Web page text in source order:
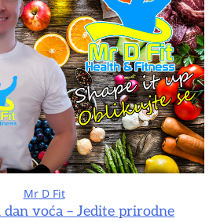
Mr D Fit
voća – Jedite prirodne